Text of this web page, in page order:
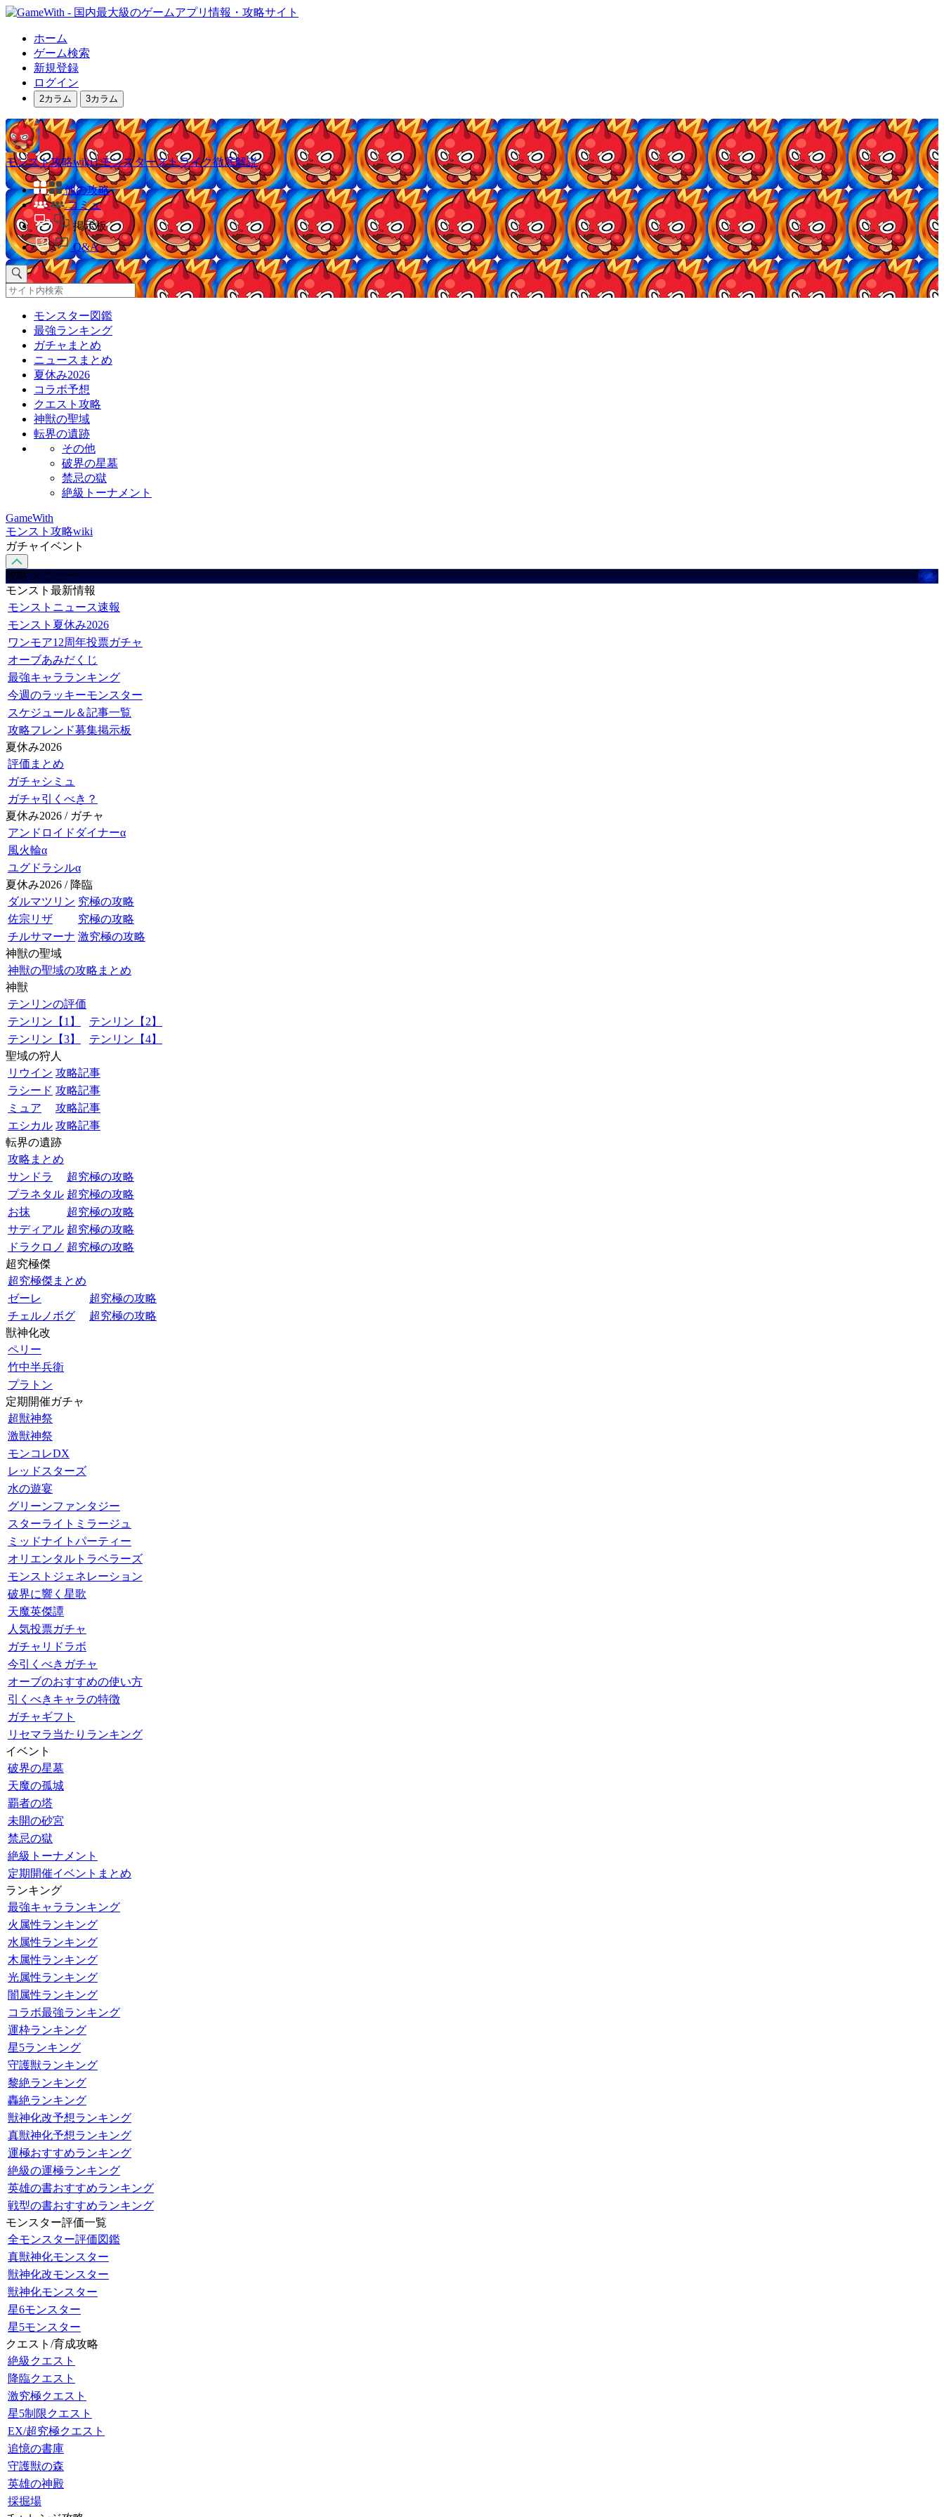
ホーム
ゲーム検索
新規登録
ログイン
2カラム 3カラム
モンスト攻略wiki | モンスターストライク徹底解説
他の攻略
コミュ
掲示板
Q&A
モンスター図鑑
最強ランキング
ガチャまとめ
ニュースまとめ
夏休み2026
コラボ予想
クエスト攻略
神獣の聖域
転界の遺跡
その他
破界の星墓
禁忌の獄
絶級トーナメント
GameWith
モンスト攻略wiki
ガチャイベント
攻略 メニュー
モンスト最新情報
モンストニュース速報
モンスト夏休み2026
ワンモア12周年投票ガチャ
オーブあみだくじ
最強キャラランキング
今週のラッキーモンスター
スケジュール＆記事一覧
攻略フレンド募集掲示板
夏休み2026
評価まとめ
ガチャシミュ
ガチャ引くべき？
夏休み2026 / ガチャ
アンドロイドダイナーα
風火輪α
ユグドラシルα
夏休み2026 / 降臨
ダルマツリン 究極の攻略
佐宗リザ
究極の攻略
チルサマーナ 激究極の攻略
神獣の聖域
神獣の聖域の攻略まとめ
神獣
テンリンの評価
テンリン【1】
テンリン【2】
テンリン【3】
テンリン【4】
聖域の狩人
リウイン 攻略記事
ラシード 攻略記事
ミュア
攻略記事
エシカル 攻略記事
転界の遺跡
攻略まとめ
サンドラ
超究極の攻略
プラネタル 超究極の攻略
お抹
超究極の攻略
サディアル 超究極の攻略
ドラクロノ 超究極の攻略
超究極傑
超究極傑まとめ
ゼーレ
超究極の攻略
チェルノボグ
超究極の攻略
獣神化改
ペリー
竹中半兵衛
プラトン
定期開催ガチャ
超獣神祭
激獣神祭
モンコレDX
レッドスターズ
水の遊宴
グリーンファンタジー
スターライトミラージュ
ミッドナイトパーティー
オリエンタルトラベラーズ
モンストジェネレーション
破界に響く星歌
天魔英傑譚
人気投票ガチャ
ガチャリドラボ
今引くべきガチャ
オーブのおすすめの使い方
引くべきキャラの特徴
ガチャギフト
リセマラ当たりランキング
イベント
破界の星墓
天魔の孤城
覇者の塔
未開の砂宮
禁忌の獄
絶級トーナメント
定期開催イベントまとめ
ランキング
最強キャラランキング
火属性ランキング
水属性ランキング
木属性ランキング
光属性ランキング
闇属性ランキング
コラボ最強ランキング
運枠ランキング
星5ランキング
守護獣ランキング
黎絶ランキング
轟絶ランキング
獣神化改予想ランキング
真獣神化予想ランキング
運極おすすめランキング
絶級の運極ランキング
英雄の書おすすめランキング
戦型の書おすすめランキング
モンスター評価一覧
全モンスター評価図鑑
真獣神化モンスター
獣神化改モンスター
獣神化モンスター
星6モンスター
星5モンスター
クエスト/育成攻略
絶級クエスト
降臨クエスト
激究極クエスト
星5制限クエスト
EX/超究極クエスト
追憶の書庫
守護獣の森
英雄の神殿
採掘場